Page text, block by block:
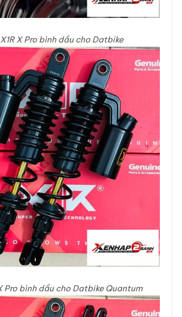
X Pro bình dầu cho Datbike
Pro bình dầu cho Datbike Quantum